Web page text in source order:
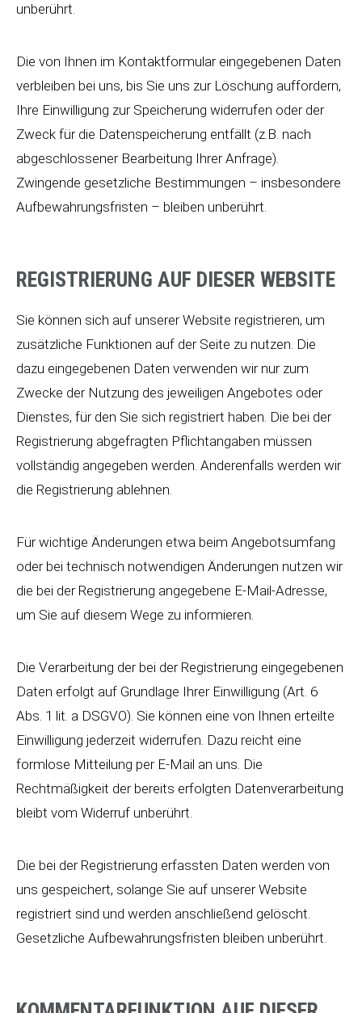
unberührt.
Die von Ihnen im Kontaktformular eingegebenen Daten
verbleiben bei uns, bis Sie uns zur Löschung auffordern,
Ihre Einwilligung zur Speicherung widerrufen oder der
Zweck für die Datenspeicherung entfällt (z.B. nach
abgeschlossener Bearbeitung Ihrer Anfrage).
Zwingende gesetzliche Bestimmungen – insbesondere
Aufbewahrungsfristen – bleiben unberührt.
REGISTRIERUNG AUF DIESER WEBSITE
Sie können sich auf unserer Website registrieren, um
zusätzliche Funktionen auf der Seite zu nutzen. Die
dazu eingegebenen Daten verwenden wir nur zum
Zwecke der Nutzung des jeweiligen Angebotes oder
Dienstes, für den Sie sich registriert haben. Die bei der
Registrierung abgefragten Pflichtangaben müssen
vollständig angegeben werden. Anderenfalls werden wir
die Registrierung ablehnen.
Für wichtige Änderungen etwa beim Angebotsumfang
oder bei technisch notwendigen Änderungen nutzen wir
die bei der Registrierung angegebene E-Mail-Adresse,
um Sie auf diesem Wege zu informieren.
Die Verarbeitung der bei der Registrierung eingegebenen
Daten erfolgt auf Grundlage Ihrer Einwilligung (Art. 6
Abs. 1 lit. a DSGVO). Sie können eine von Ihnen erteilte
Einwilligung jederzeit widerrufen. Dazu reicht eine
formlose Mitteilung per E-Mail an uns. Die
Rechtmäßigkeit der bereits erfolgten Datenverarbeitung
bleibt vom Widerruf unberührt.
Die bei der Registrierung erfassten Daten werden von
uns gespeichert, solange Sie auf unserer Website
registriert sind und werden anschließend gelöscht.
Gesetzliche Aufbewahrungsfristen bleiben unberührt.